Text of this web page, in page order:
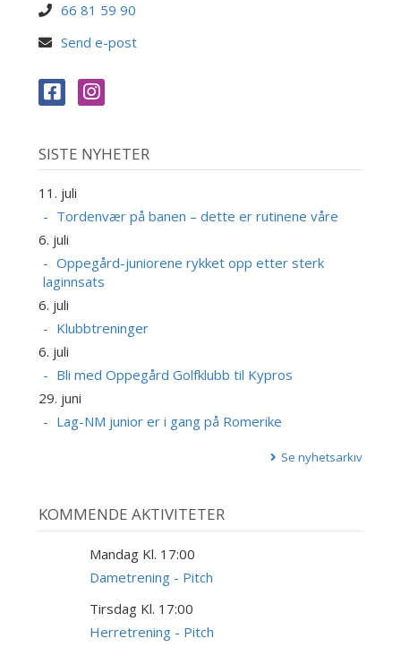
66 81 59 90
Send e-post
SISTE NYHETER
11. juli
Tordenvær på banen – dette er rutinene våre
6. juli
Oppegård-juniorene rykket opp etter sterk
laginnsats
6. juli
Klubbtreninger
6. juli
Bli med Oppegård Golfklubb til Kypros
29. juni
Lag-NM junior er i gang på Romerike
Se nyhetsarkiv
KOMMENDE AKTIVITETER
Mandag Kl. 17:00
Dametrening - Pitch
Tirsdag Kl. 17:00
Herretrening - Pitch